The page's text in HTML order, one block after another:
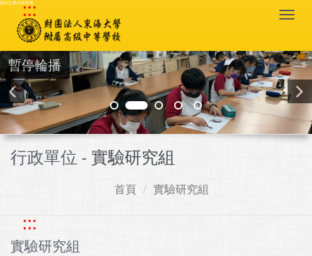
跳到主要內容區塊
:::
暫停輪播
行政單位 - 實驗研究組
首頁 實驗研究組
:::
實驗研究組